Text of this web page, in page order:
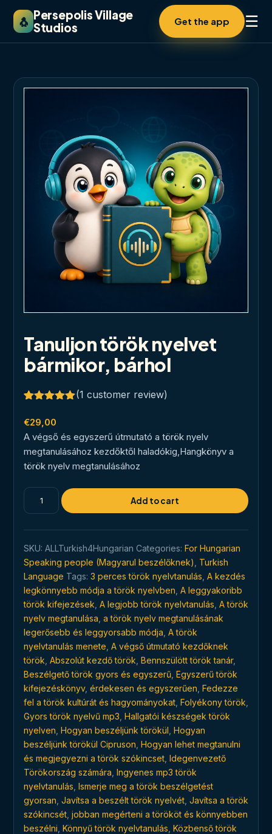
🐧 Persepolis Village
Studios
Get the app ☰
Tanuljon török ​​nyelvet
bármikor, bárhol
out of 5
based on
customer
rating
(1 customer review)
€29,00
A végső és egyszerű útmutató a török ​​nyelv
megtanulásához kezdőktől haladókig,Hangkönyv a
török ​​nyelv megtanulásához
Tanuljon
török
bármikor,
bárhol
quantity
Add to cart
SKU: ALLTurkish4Hungarian Categories: For Hungarian
Speaking people (Magyarul beszélőknek)
Turkish
Language Tags: 3 perces török ​​nyelvtanulás A kezdés
legkönnyebb módja a török ​​nyelvben A leggyakoribb
török ​​kifejezések A legjobb török ​​nyelvtanulás A török
​​nyelv megtanulása a török ​​nyelv megtanulásának
legerősebb és leggyorsabb módja A török ​​
nyelvtanulás menete A végső útmutató kezdőknek
török Abszolút kezdő török Bennszülött török ​​tanár,
Beszélgető török ​​gyors és egyszerű Egyszerű török ​​
kifejezéskönyv, érdekesen és egyszerűen Fedezze
fel a török ​​kultúrát és hagyományokat Folyékony török
Gyors török ​​nyelvű mp3 Hallgatói készségek török ​​
nyelven Hogyan beszéljünk törökül Hogyan
beszéljünk törökül Cipruson Hogyan lehet megtanulni
és megjegyezni a török ​​szókincset Idegenvezető
Törökország számára Ingyenes mp3 török ​​
nyelvtanulás Ismerje meg a török ​​beszélgetést
gyorsan Javítsa a beszélt török ​​nyelvét Javítsa a török
​​szókincsét jobban megérteni a törököt és könnyebben
beszélni Könnyű török ​​nyelvtanulás Közbenső török ​​